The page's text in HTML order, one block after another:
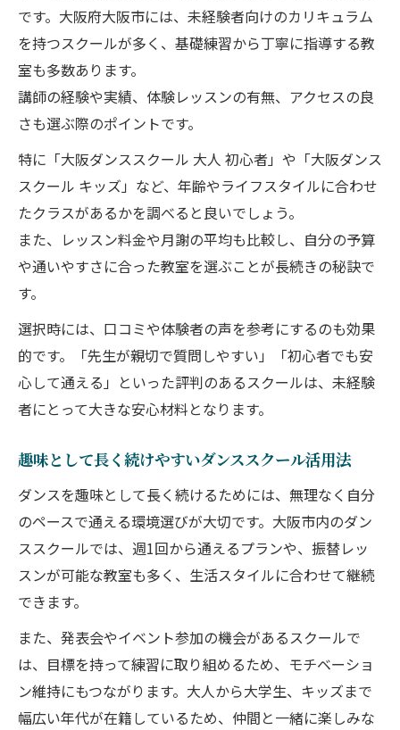
です。大阪府大阪市には、未経験者向けのカリキュラム
を持つスクールが多く、基礎練習から丁寧に指導する教
室も多数あります。
講師の経験や実績、体験レッスンの有無、アクセスの良
さも選ぶ際のポイントです。
特に「大阪ダンススクール 大人 初心者」や「大阪ダンス
スクール キッズ」など、年齢やライフスタイルに合わせ
たクラスがあるかを調べると良いでしょう。
また、レッスン料金や月謝の平均も比較し、自分の予算
や通いやすさに合った教室を選ぶことが長続きの秘訣で
す。
選択時には、口コミや体験者の声を参考にするのも効果
的です。「先生が親切で質問しやすい」「初心者でも安
心して通える」といった評判のあるスクールは、未経験
者にとって大きな安心材料となります。
趣味として長く続けやすいダンススクール活用法
ダンスを趣味として長く続けるためには、無理なく自分
のペースで通える環境選びが大切です。大阪市内のダン
ススクールでは、週1回から通えるプランや、振替レッ
スンが可能な教室も多く、生活スタイルに合わせて継続
できます。
また、発表会やイベント参加の機会があるスクールで
は、目標を持って練習に取り組めるため、モチベーショ
ン維持にもつながります。大人から大学生、キッズまで
幅広い年代が在籍しているため、仲間と一緒に楽しみな